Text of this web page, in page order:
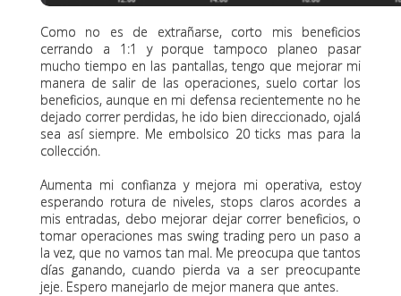
Como no es de extrañarse, corto mis beneficios
cerrando a 1:1 y porque tampoco planeo pasar
mucho tiempo en las pantallas, tengo que mejorar mi
manera de salir de las operaciones, suelo cortar los
beneficios, aunque en mi defensa recientemente no he
dejado correr perdidas, he ido bien direccionado, ojalá
sea así siempre. Me embolsico 20 ticks mas para la
collección.
Aumenta mi confianza y mejora mi operativa, estoy
esperando rotura de niveles, stops claros acordes a
mis entradas, debo mejorar dejar correr beneficios, o
tomar operaciones mas swing trading pero un paso a
la vez, que no vamos tan mal. Me preocupa que tantos
días ganando, cuando pierda va a ser preocupante
jeje. Espero manejarlo de mejor manera que antes.